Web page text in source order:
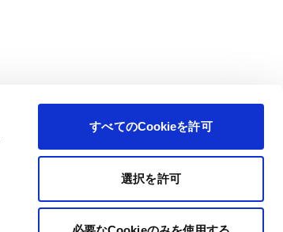
すべてのCookieを許可
選択を許可